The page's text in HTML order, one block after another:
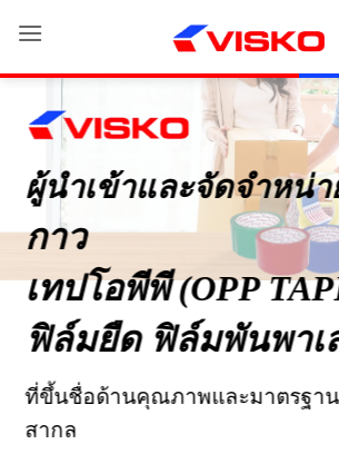
content
ผู้นำเข้าและจัดจำหน่
กาว
เทปโอพีพี (OPP
ฟิล์มยืด ฟิล์มพันพาเ
ที่ขึ้นชื่อด้านคุณภาพและมาตรฐาน
สากล